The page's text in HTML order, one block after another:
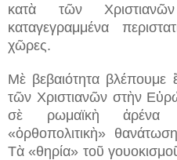
κατὰ τῶν
καταγεγραμμένα
χῶρες.
Μὲ βεβαιότητα βλέπουμε
τῶν Χριστιανῶν στὴν
σὲ ρωμαϊκὴ ἀρένα
«ὀρθοπολιτικὴ»
Τὰ «θηρία» τοῦ